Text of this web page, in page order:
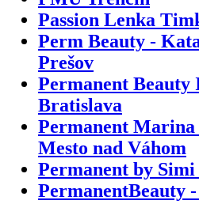
Passion Lenka
Perm Beauty -
Prešov
Permanent Beauty
Bratislava
Permanent
Mesto nad Váhom
Permanent by
PermanentBeauty